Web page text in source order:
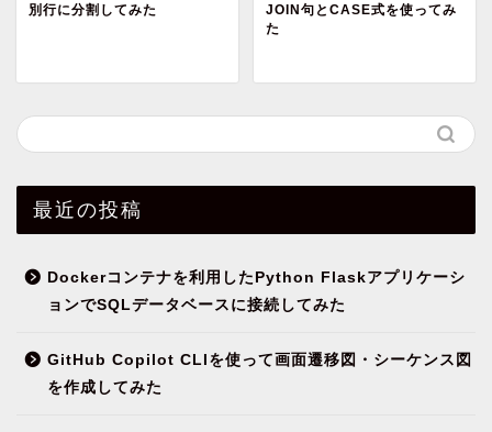
別行に分割してみた
JOIN句とCASE式を使ってみ
た
最近の投稿
Dockerコンテナを利用したPython Flaskアプリケーシ
ョンでSQLデータベースに接続してみた
GitHub Copilot CLIを使って画面遷移図・シーケンス図
を作成してみた